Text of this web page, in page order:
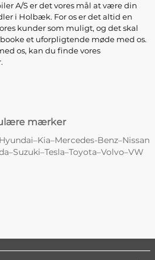
A/S er det vores mål at være din
i Holbæk. For os er det altid en
kunder som muligt, og det skal
et uforpligtende møde med os.
os, kan du finde vores
mærker
–Kia–Mercedes-Benz–Nissan
–Suzuki–Tesla–Toyota–Volvo–VW